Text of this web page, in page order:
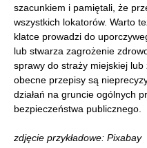
szacunkiem i pamiętali, że
wszystkich lokatorów. Warto
klatce prowadzi do
lub stwarza zagrożenie
sprawy do straży miejskiej
obecne przepisy są
działań na gruncie ogólnych
bezpieczeństwa publicznego.
zdjęcie przykładowe: Pixabay